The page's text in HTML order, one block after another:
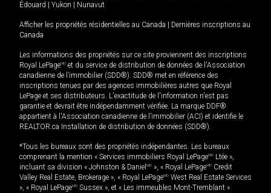
Édouard
Yukon Nunavut
Afficher les propriétés résidentielles au Canada
Dernières inscriptions au
Canada
Les informations des propriétés sur ce site proviennent des inscriptions
Royal LePageMD et du service de distribution de données de l'Association
canadienne de l’immobilier (SDD®). SDD® met en référence des
inscriptions tenues par des agences immobilières autres que Royal
LePage et ses distributeurs. L'exactitude de l'information n'est pas
garantie et devrait être indépendamment vérifiée. La marque DDF®
appartient à l'Association canadienne de l’immobilier (ACI) et identifie le
REALTOR.ca Installation de distribution de données (SDD®).
*Tous les bureaux sont des propriétés indépendantes. Les bureaux
comprenant la mention « Services immobiliers Royal LePageMD Ltée »,
incluant sa division « Johnston & Daniel MD », « Royal LePageMD Credit
Valley Real Estate, Brokerage », « Royal LePageMD West Real Estate Services
», « Royal LePageMD Sussex », et « Les immeubles Mont-Tremblant »